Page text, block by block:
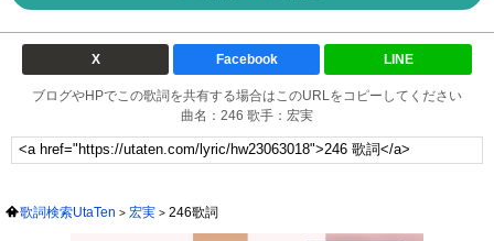
X Facebook LINE
ブログやHPでこの歌詞を共有する場合はこのURLをコピーしてください
曲名：246 歌手：宏実
歌詞検索UtaTen 宏実 246歌詞